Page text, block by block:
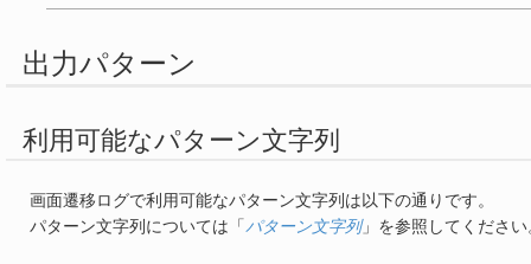
出力パターン
利用可能なパターン文字列
画面遷移ログで利用可能なパターン文字列は以下の通りです。
パターン文字列については「パターン文字列」を参照してください